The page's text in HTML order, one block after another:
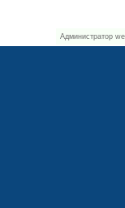
Администратор